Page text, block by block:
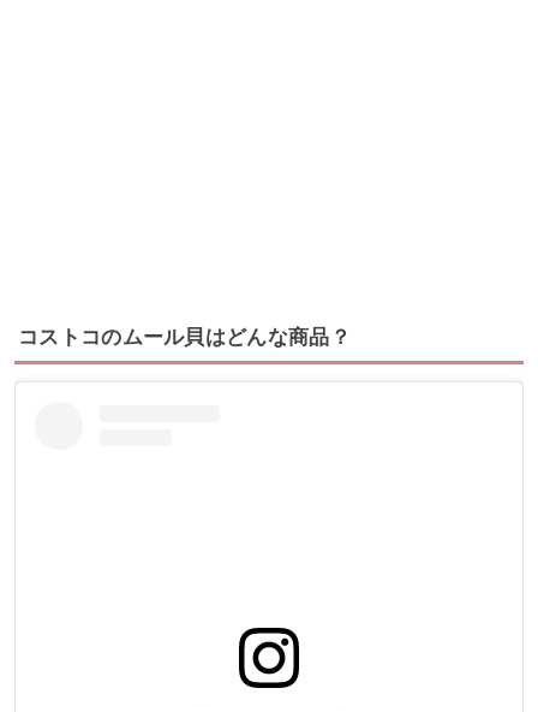
コストコのムール貝はどんな商品？